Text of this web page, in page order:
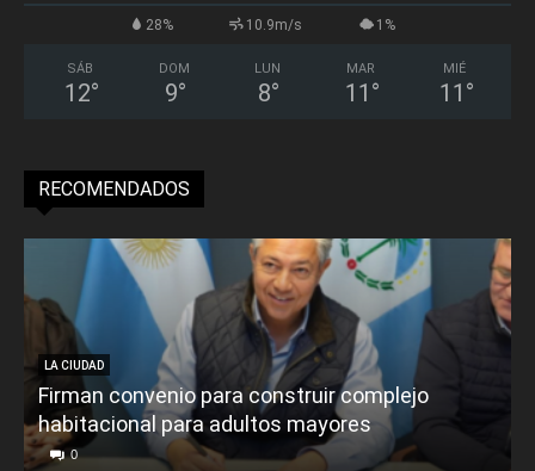
28% 10.9m/s 1%
SÁB
12°
DOM
9°
LUN
8°
MAR
11 °
MIÉ
11 °
RECOMENDADOS
LA CIUDAD
Firman convenio para construir complejo
habitacional para adultos mayores
0